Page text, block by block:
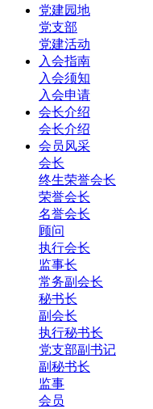
党建园地
党支部
党建活动
入会指南
入会须知
入会申请
会长介绍
会长介绍
会员风采
会长
终生荣誉会长
荣誉会长
名誉会长
顾问
执行会长
监事长
常务副会长
秘书长
副会长
执行秘书长
党支部副书记
副秘书长
监事
会员